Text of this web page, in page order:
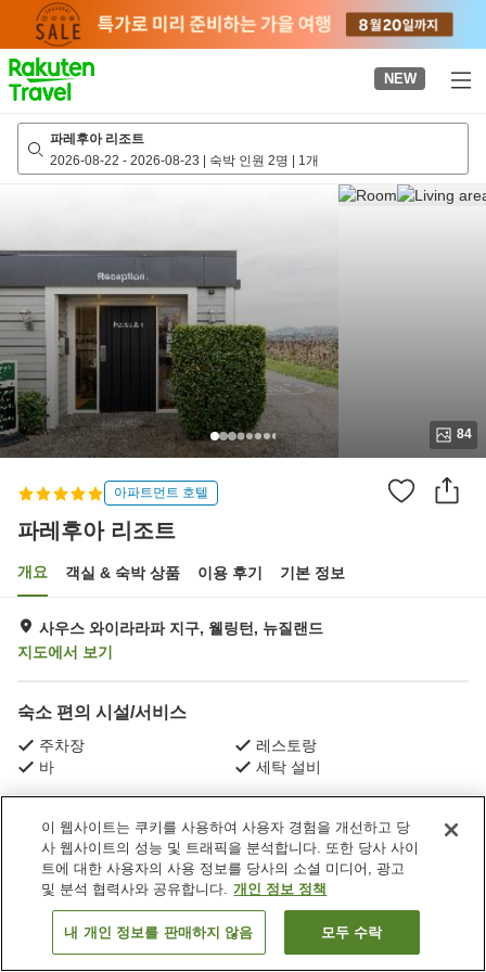
page
NEW
파레후아 리조트
2026-08-22 - 2026-08-23 | 숙박 인원 2명 | 1개
84
아파트먼트 호텔
파레후아 리조트
개요 객실 & 숙박 상품 이용 후기 기본 정보
사우스 와이라라파 지구, 웰링턴, 뉴질랜드
지도에서 보기
숙소 편의 시설/서비스
주차장
레스토랑
바
세탁 설비
뉴질랜드 웰링턴
사우스 와이라라파 지구
파레후아 리조트
객실 보기
이 웹사이트는 쿠키를 사용하여 사용자 경험을 개선하고 당
사 웹사이트의 성능 및 트래픽을 분석합니다. 또한 당사 사이
트에 대한 사용자의 사용 정보를 당사의 소셜 미디어, 광고
및 분석 협력사와 공유합니다. 개인 정보 정책
내 개인 정보를 판매하지 않음 모두 수락